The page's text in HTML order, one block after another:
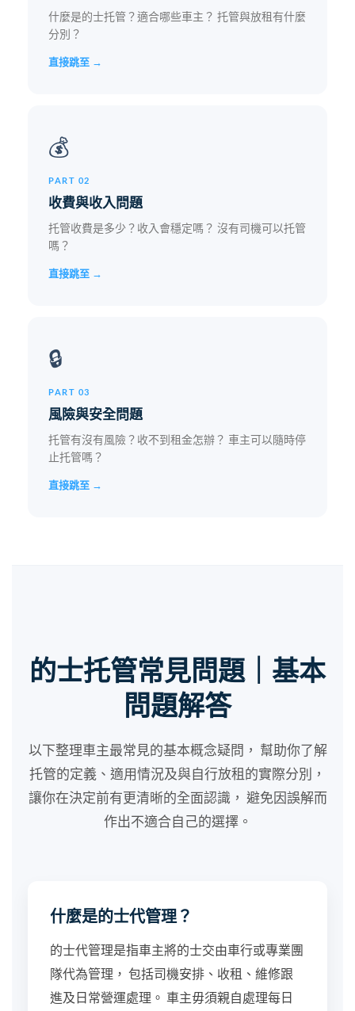
什麼是的士托管？適合哪些車主？ 托管與放租有什麼
分別？
直接跳至 →
💰
PART 02
收費與收入問題
托管收費是多少？收入會穩定嗎？ 沒有司機可以托管
嗎？
直接跳至 →
🔒
PART 03
風險與安全問題
托管有沒有風險？收不到租金怎辦？ 車主可以隨時停
止托管嗎？
直接跳至 →
的士托管常見問題｜基本
問題解答
以下整理車主最常見的基本概念疑問， 幫助你了解
托管的定義、適用情況及與自行放租的實際分別，
讓你在決定前有更清晰的全面認識， 避免因誤解而
作出不適合自己的選擇。
什麼是的士代管理？
的士代管理是指車主將的士交由車行或專業團
隊代為管理， 包括司機安排、收租、維修跟
進及日常營運處理。 車主毋須親自處理每日